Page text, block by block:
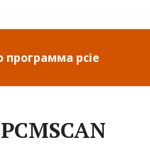
программа pcie